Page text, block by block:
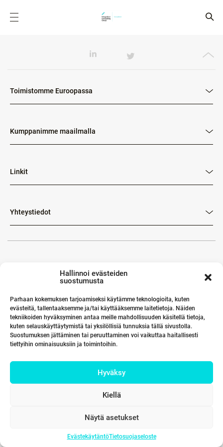
Hallinnoi evästeiden
suostumusta
Parhaan kokemuksen tarjoamiseksi käytämme teknologioita, kuten
evästeitä, tallentaaksemme ja/tai käyttääksemme laitetietoja. Näiden
tekniikoiden hyväksyminen antaa meille mahdollisuuden käsitellä tietoja,
kuten selauskäyttäytymistä tai yksilöllisiä tunnuksia tällä sivustolla.
Suostumuksen jättäminen tai peruuttaminen voi vaikuttaa haitallisesti
tiettyihin ominaisuuksiin ja toimintoihin.
Hyväksy
Kiellä
Näytä asetukset
EvästekäytäntöTietosuojaseloste
Toimistomme Euroopassa
Kumppanimme maailmalla
Linkit
Yhteystiedot